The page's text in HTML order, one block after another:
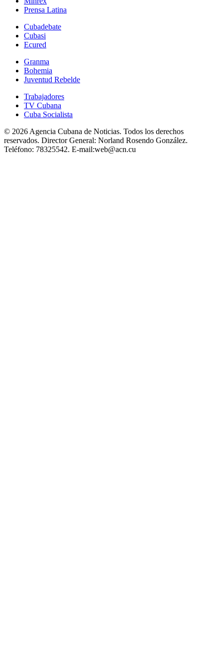
Prensa Latina
Cubadebate
Cubasi
Ecured
Granma
Bohemia
Juventud Rebelde
Trabajadores
TV Cubana
Cuba Socialista
© 2026 Agencia Cubana de Noticias. Todos los derechos
reservados. Director General: Norland Rosendo González.
Teléfono: 78325542. E-mail:web@acn.cu